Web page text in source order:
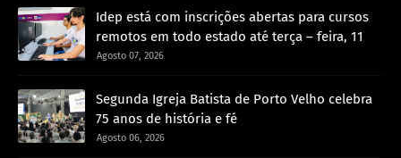
Idep está com inscrições abertas para cursos
remotos em todo estado até terça – feira, 11
Agosto 07, 2026
Segunda Igreja Batista de Porto Velho celebra
75 anos de história e fé
Agosto 06, 2026